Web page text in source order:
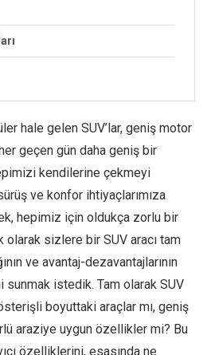
hale gelen SUV’lar, geniş motor
geçen gün daha geniş bir
kendilerine çekmeyi
ve konfor ihtiyaçlarımıza
hepimiz için oldukça zorlu bir
olarak sizlere bir SUV aracı tam
ve avantaj-dezavantajlarının
sunmak istedik. Tam olarak SUV
boyuttaki araçlar mı, geniş
araziye uygun özellikler mi? Bu
özelliklerini, esasında ne